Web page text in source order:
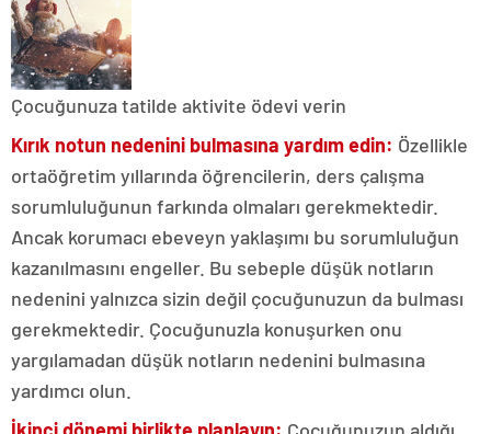
Çocuğunuza tatilde aktivite ödevi verin
Kırık notun nedenini bulmasına yardım edin: Özellikle
ortaöğretim yıllarında öğrencilerin, ders çalışma
sorumluluğunun farkında olmaları gerekmektedir.
Ancak korumacı ebeveyn yaklaşımı bu sorumluluğun
kazanılmasını engeller. Bu sebeple düşük notların
nedenini yalnızca sizin değil çocuğunuzun da bulması
gerekmektedir. Çocuğunuzla konuşurken onu
yargılamadan düşük notların nedenini bulmasına
yardımcı olun.